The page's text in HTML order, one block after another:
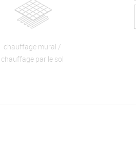
chauffage mural /
chauffage par le sol